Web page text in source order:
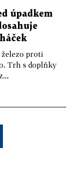
úpadkem
proti
Trh s doplňky